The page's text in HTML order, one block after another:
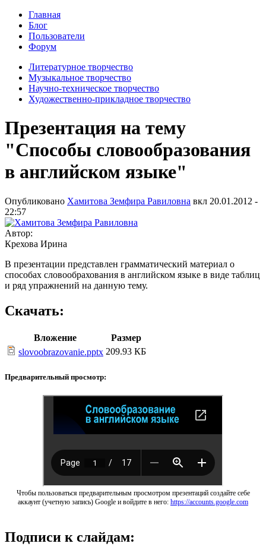
Главная
Блог
Пользователи
Форум
Литературное творчество
Музыкальное творчество
Научно-техническое творчество
Художественно-прикладное творчество
Презентация на тему
"Способы словообразования
в английском языке"
Опубликовано Хамитова Земфира Равиловна вкл 20.01.2012 -
22:57
Автор:
Крехова Ирина
В презентации представлен грамматический материал о
способах словообрахования в английском языке в виде таблиц
и ряд упражнений на данную тему.
Скачать:
Вложение
Размер
slovoobrazovanie.pptx 209.93 КБ
Предварительный просмотр:
Чтобы пользоваться предварительным просмотром презентаций создайте себе
аккаунт (учетную запись) Google и войдите в него: https://accounts.google.com
Подписи к слайдам: